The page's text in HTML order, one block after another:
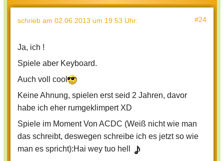
schrieb am 02.06.2013 um 19:53 Uhr: #24
Ja, ich !
Spiele aber Keyboard.
Auch voll cool
Keine Ahnung, spielen erst seid 2 Jahren, davor
habe ich eher rumgeklimpert XD
Spiele im Moment Von ACDC (Weiß nicht wie man
das schreibt, deswegen schreibe ich es jetzt so wie
man es spricht):Hai wey tuo hell